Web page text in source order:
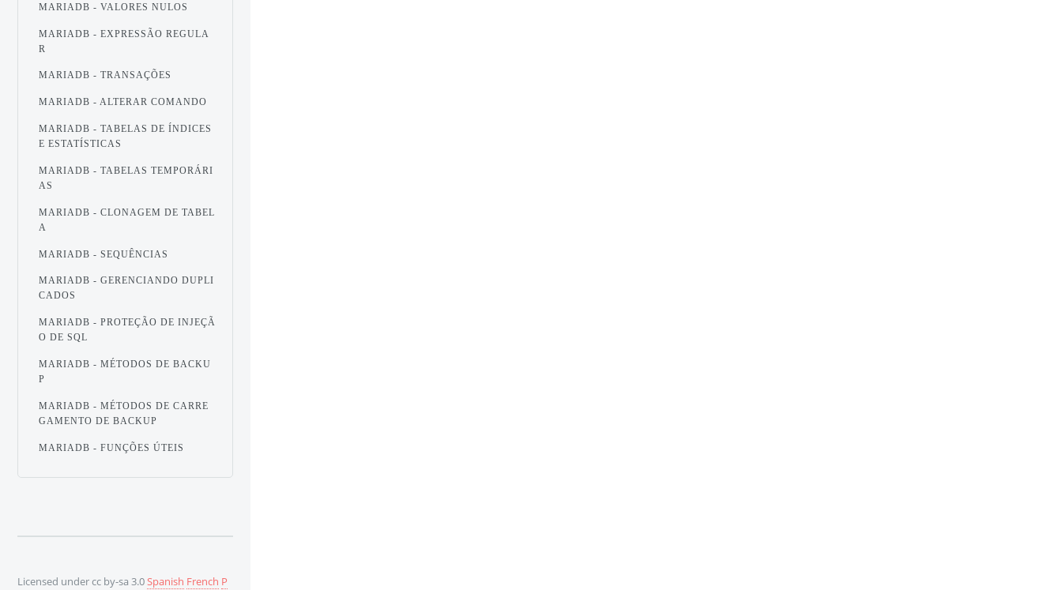
MARIADB - VALORES NULOS
MARIADB - EXPRESSÃO REGULA
R
MARIADB - TRANSAÇÕES
MARIADB - ALTERAR COMANDO
MARIADB - TABELAS DE ÍNDICES
E ESTATÍSTICAS
MARIADB - TABELAS TEMPORÁRI
AS
MARIADB - CLONAGEM DE TABEL
A
MARIADB - SEQUÊNCIAS
MARIADB - GERENCIANDO DUPLI
CADOS
MARIADB - PROTEÇÃO DE INJEÇÃ
O DE SQL
MARIADB - MÉTODOS DE BACKU
P
MARIADB - MÉTODOS DE CARRE
GAMENTO DE BACKUP
MARIADB - FUNÇÕES ÚTEIS
Licensed under cc by-sa 3.0Spanish French P